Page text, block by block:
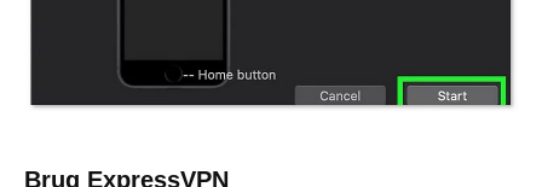
Brug ExpressVPN